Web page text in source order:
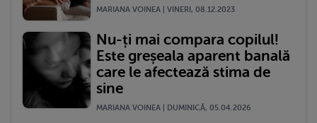
MARIANA VOINEA | VINERI, 08.12.2023
Nu-ți mai compara copilul!
Este greșeala aparent banală
care le afectează stima de
sine
MARIANA VOINEA | DUMINICĂ, 05.04.2026